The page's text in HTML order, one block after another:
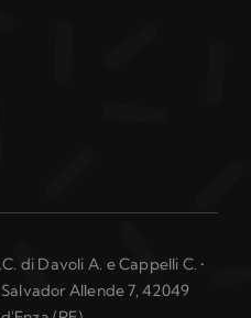
di Davoli A. e Cappelli C. •
Allende 7, 42049